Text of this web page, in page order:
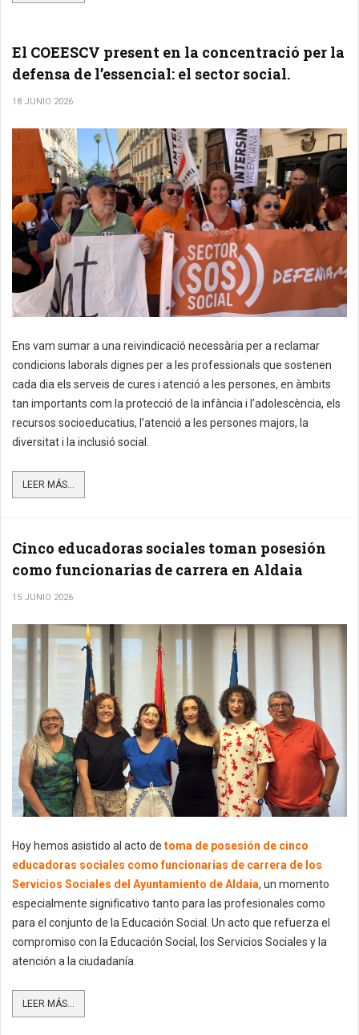
El COEESCV present en la concentració per la
defensa de l’essencial: el sector social.
18 JUNIO 2026
Ens vam sumar a una reivindicació necessària per a reclamar
condicions laborals dignes per a les professionals que sostenen
cada dia els serveis de cures i atenció a les persones, en àmbits
tan importants com la protecció de la infància i l’adolescència, els
recursos socioeducatius, l’atenció a les persones majors, la
diversitat i la inclusió social.
LEER MÁS...
Cinco educadoras sociales toman posesión
como funcionarias de carrera en Aldaia
15 JUNIO 2026
Hoy hemos asistido al acto de toma de posesión de cinco
educadoras sociales como funcionarias de carrera de los
Servicios Sociales del Ayuntamiento de Aldaia, un momento
especialmente significativo tanto para las profesionales como
para el conjunto de la Educación Social. Un acto que refuerza el
compromiso con la Educación Social, los Servicios Sociales y la
atención a la ciudadanía.
LEER MÁS...